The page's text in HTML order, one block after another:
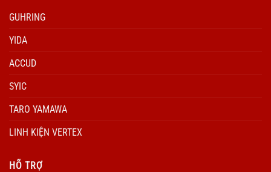
GUHRING
YIDA
ACCUD
SYIC
TARO YAMAWA
LINH KIỆN VERTEX
HÕ TRỢ